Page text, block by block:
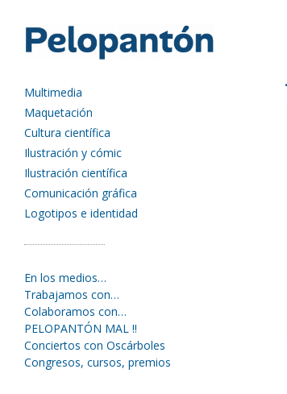
Multimedia
Maquetación
Cultura científica
Ilustración y cómic
Ilustración científica
Comunicación gráfica
Logotipos e identidad
En los medios…
Trabajamos con…
Colaboramos con…
PELOPANTÓN MAL !!
Conciertos con Oscárboles
Congresos, cursos, premios